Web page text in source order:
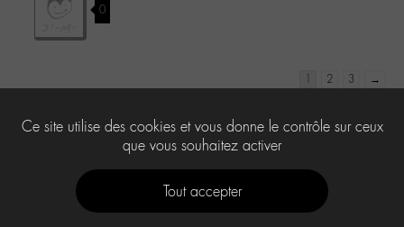
0
1 2 3 →
Le forum ‘Le « chat » du corridor’ est fermé à de nouveaux sujets et
réponses.
Ce site utilise des cookies et vous donne le contrôle sur ceux
que vous souhaitez activer
Tout accepter